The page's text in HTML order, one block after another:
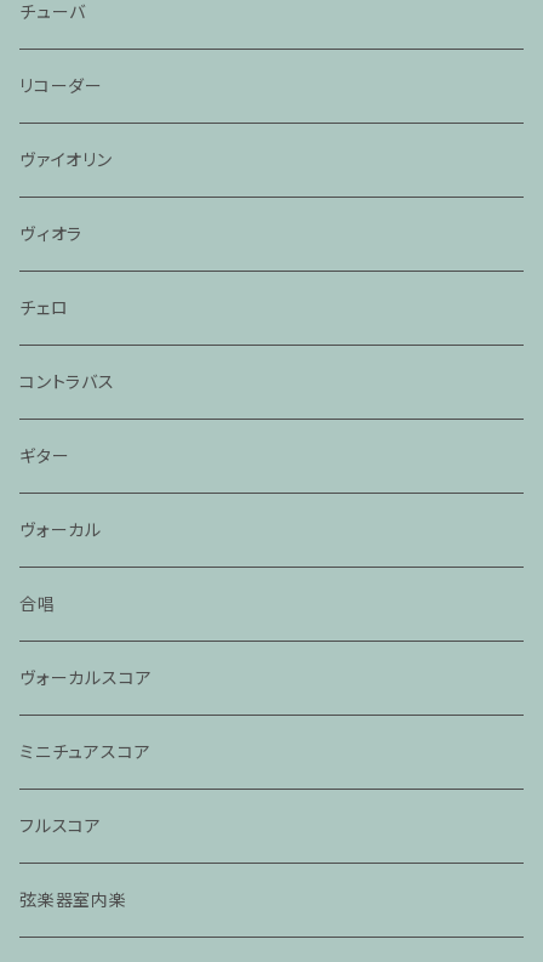
チューバ
リコーダー
ヴァイオリン
ヴィオラ
チェロ
コントラバス
ギター
ヴォーカル
合唱
ヴォーカルスコア
ミニチュアスコア
フルスコア
弦楽器室内楽